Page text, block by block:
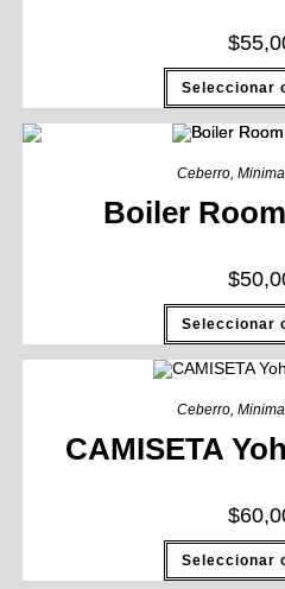
$
Seleccionar
Ceberro,
Boiler
$
Seleccionar
Ceberro,
CAMISETA
$
Seleccionar